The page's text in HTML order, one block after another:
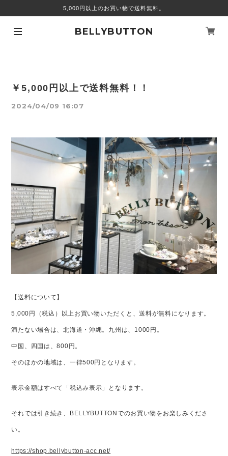
5,000円以上のお買い物で送料無料。
BELLYBUTTON
￥5,000円以上で送料無料！！
2024/04/09 16:07
【送料について】
5,000円（税込）以上お買い物いただくと、送料が無料になります。
満たない場合は、北海道・沖縄。九州は、1000円。
中国、四国は、800円。
そのほかの地域は、一律500円となります。
表示金額はすべて「税込み表示」となります。
それでは引き続き、BELLYBUTTONでのお買い物をお楽しみくださ
い。
https://shop.bellybutton-acc.net/